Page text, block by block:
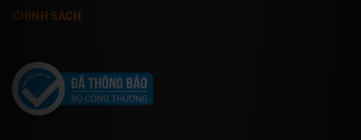
CHÍNH SÁCH